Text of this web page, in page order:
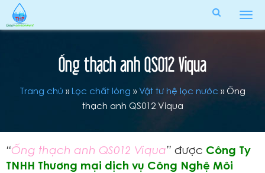
Ống thạch anh QS012 Viqua
Trang chủ » Lọc chất lỏng » Vật tư hệ lọc nước » Ống
thạch anh QS012 Viqua
“Ống thạch anh QS012 Viqua” được Công Ty
TNHH Thương mại dịch vụ Công Nghệ Môi